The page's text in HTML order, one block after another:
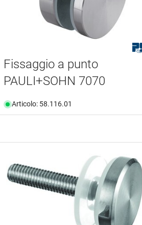
Fissaggio a punto
PAULI+SOHN 7070
Articolo: 58.116.01